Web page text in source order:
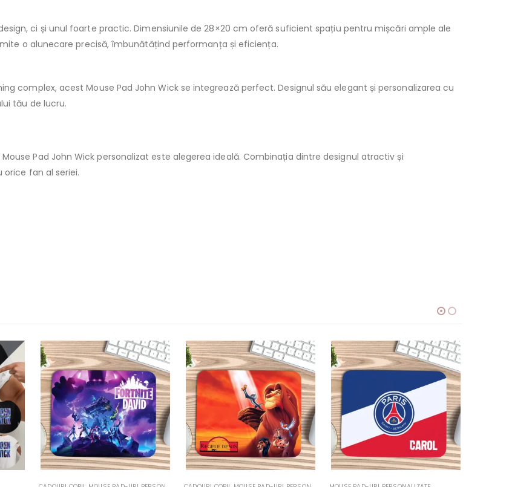
ci și unul foarte practic. Dimensiunile de 28×20 cm oferă suficient spațiu pentru mișcări ample ale
o alunecare precisă, îmbunătățind performanța și eficiența.
complex, acest Mouse Pad John Wick se integrează perfect. Designul său elegant și personalizarea cu
tău de lucru.
Pad John Wick personalizat este alegerea ideală. Combinația dintre designul atractiv și
fan al seriei.